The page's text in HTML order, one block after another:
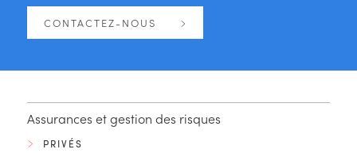
CONTACTEZ-NOUS
Assurances et gestion des risques
PRIVÉS